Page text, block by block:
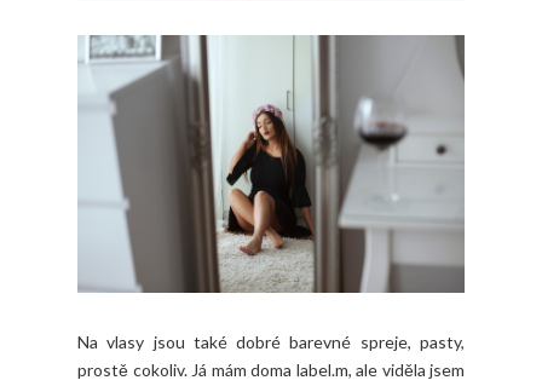
Na vlasy jsou také dobré barevné spreje, pasty,
prostě cokoliv. Já mám doma label.m, ale viděla jsem